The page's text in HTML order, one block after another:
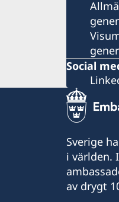
Social
Sverige
i världen.
av drygt